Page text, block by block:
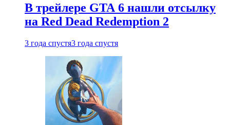
В трейлере GTA 6 нашли отсылку
на Red Dead Redemption 2
3 года спустя3 года спустя